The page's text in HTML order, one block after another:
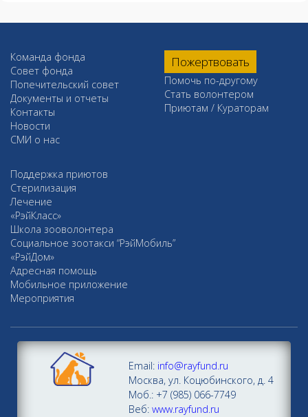
Команда фонда
Совет фонда
Попечительский совет
Документы и отчеты
Контакты
Новости
СМИ о нас
Пожертвовать
Помочь по-другому
Стать волонтером
Приютам / Кураторам
Поддержка приютов
Стерилизация
Лечение
«РэйКласс»
Школа зооволонтера
Социальное зоотакси “РэйМобиль”
«РэйДом»
Адресная помощь
Мобильное приложение
Мероприятия
Email: info@rayfund.ru
Москва, ул. Коцюбинского, д. 4
Моб.: +7 (985) 066-7749
Веб:www.rayfund.ru